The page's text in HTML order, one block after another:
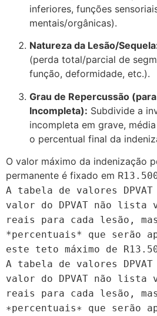
inferiores, funções
mentais/orgânicas).
Natureza da Lesão/
(perda total/parcial de
função, deformidade, etc.).
Grau de Repercussão
Incompleta): Subdivide a
incompleta em grave,
o percentual final da
O valor máximo da indenização
permanente é fixado em R
A tabela de valores
valor do DPVAT não lista
reais para cada lesão,
*percentuais* que serão
este teto máximo de R
A tabela de valores DPVAT
valor do DPVAT não lista
reais para cada lesão, ma
∗percentuais∗ que serão a